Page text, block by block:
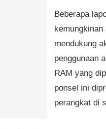
Beberapa
mendukung
penggunaan
RAM yang
ponsel ini
perangkat di